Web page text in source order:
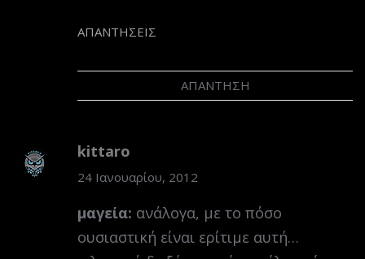
ΑΠΑΝΤΉΣΕΙΣ
ΑΠΆΝΤΗΣΗ
kittaro
24 Ιανουαρίου, 2012
μαγεία: ανάλογα, με το πόσο
ουσιαστική είναι ερίτιμε αυτή…